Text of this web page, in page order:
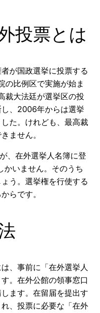
投票とは
が国政選挙に投票する
の比例区で実施が始ま
裁大法廷が選挙区の投
、2006年からは選挙
た。けれども、最高裁
ません。
、在外選挙人名簿に登
いません。そのうち
う。選挙権を行使する
らです。
、事前に「在外選挙人
。在外公館の領事窓口
ます。在留届を提出す
、投票に必要な「在外